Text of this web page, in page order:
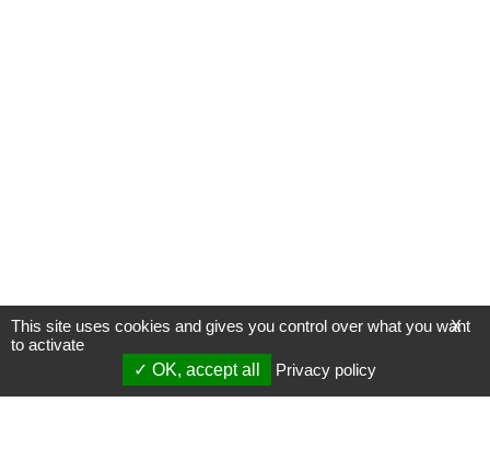
X
This site uses cookies and gives you control over what you want
to activate
OK, accept all
Privacy policy